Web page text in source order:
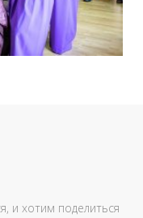
и хотим поделиться